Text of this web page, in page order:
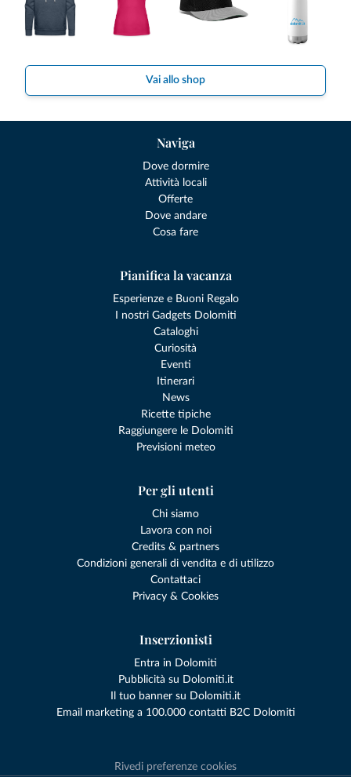
Vai allo shop
Naviga
Dove dormire
Attività locali
Offerte
Dove andare
Cosa fare
Pianifica la vacanza
Esperienze e Buoni Regalo
I nostri Gadgets Dolomiti
Cataloghi
Curiosità
Eventi
Itinerari
News
Ricette tipiche
Raggiungere le Dolomiti
Previsioni meteo
Per gli utenti
Chi siamo
Lavora con noi
Credits & partners
Condizioni generali di vendita e di utilizzo
Contattaci
Privacy & Cookies
Inserzionisti
Entra in Dolomiti
Pubblicità su Dolomiti.it
Il tuo banner su Dolomiti.it
Email marketing a 100.000 contatti B2C Dolomiti
Rivedi preferenze cookies